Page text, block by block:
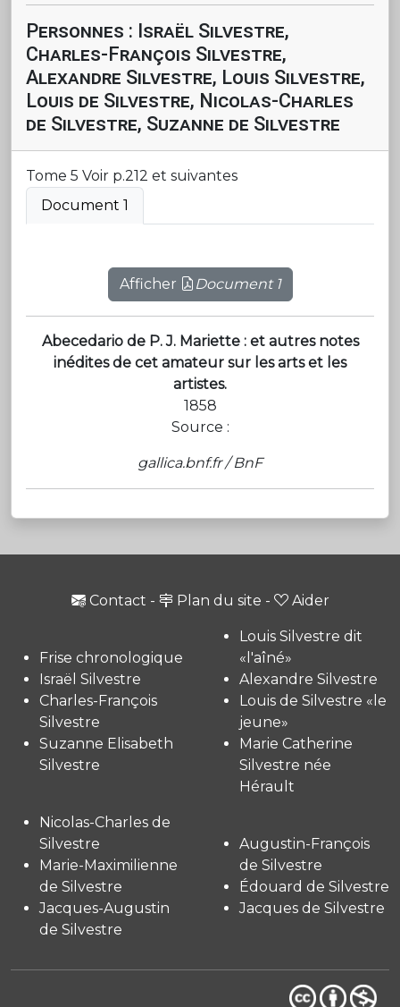
Personnes : Israël Silvestre,
Charles-François Silvestre,
Alexandre Silvestre, Louis Silvestre,
Louis de Silvestre, Nicolas-Charles
de Silvestre, Suzanne de Silvestre
Tome 5 Voir p.212 et suivantes
Document 1
Afficher Document 1
Abecedario de P. J. Mariette : et autres notes
inédites de cet amateur sur les arts et les
artistes.
1858
Source :
gallica.bnf.fr / BnF
Contact - Plan du site - Aider
Frise chronologique
Israël Silvestre
Charles-François
Silvestre
Suzanne Elisabeth
Silvestre
Louis Silvestre dit
«l'aîné»
Alexandre Silvestre
Louis de Silvestre «le
jeune»
Marie Catherine
Silvestre née
Hérault
Nicolas-Charles de
Silvestre
Marie-Maximilienne
de Silvestre
Jacques-Augustin
de Silvestre
Augustin-François
de Silvestre
Édouard de Silvestre
Jacques de Silvestre